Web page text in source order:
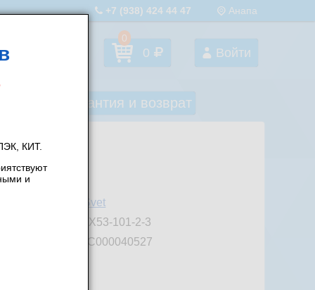
+7 (938) 424 44 47 Анапа
0
0 Войти
Гарантия и возврат
iSvet
GX53-101-2-3
ТС000040527
КИТ.
и